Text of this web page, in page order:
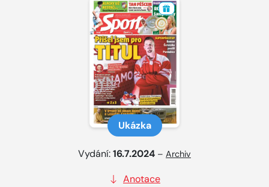
Ukázka
Vydání:16.7.2024 – Archiv
Anotace